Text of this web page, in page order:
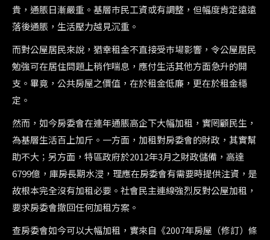
貴，通脹日漸嚴重。基層巿民工資或有調整，但幅度肯定遠遠
落後通脹，生活壓力越見沉重。
而對公屋居民來說，猶幸租金不直接受巿場影響，令公屋居民
勉強可在居住問題上稍作喘息，應付生活其他方面急升的開
支。畢竟，公共房屋之價值，在於租金低廉，更在於租金穩
定。
然而，如今房委會在連年通脹高企下大幅加租，實罔顧民生，
為基層生活百上加斤。一方面，加租對房委會的財政，其實幫
助不大；另方面，特區政府於2012年3月之財政儲備，高達
6799億，庫房長期水浸，理應在房委會有需要時提供注資，是
故根本完全沒有加租必要。社會民主連線強烈反對公屋加租，
要求房委會撤回任何加租方案。
查房委會如今可以大幅加租，實來自《2007年房屋（修訂）條